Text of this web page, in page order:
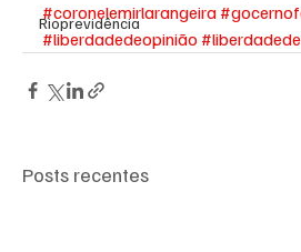
Rioprevidência
#coronelemirlarangeira
#liberdadedeopinião
Posts recentes